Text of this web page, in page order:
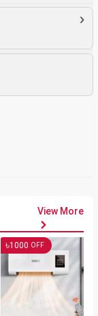
View More
৳1000 OFF